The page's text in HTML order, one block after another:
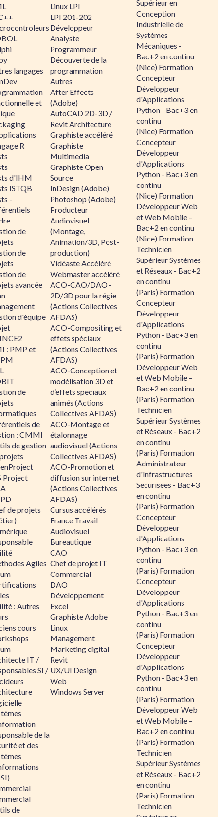
langages
et
R
d'IHM
ISTQB
-
de
de
de
avancée
d'équipe
: PMP et
de
de
: CMMI
de gestion
Project
de projets
Agiles
: Autres
cours
IT /
SI /
de la
et des
de
Linux LPI
LPI 201-202
Développeur
Analyste
Programmeur
Découverte de la
programmation
Autres
After Effects
(Adobe)
AutoCAD 2D-3D /
Revit Architecture
Graphiste accéléré
Graphiste
Multimedia
Graphiste Open
Source
InDesign (Adobe)
Photoshop (Adobe)
Producteur
Audiovisuel
(Montage,
Animation/3D, Post-
production)
Vidéaste Accéléré
Webmaster accéléré
ACO-CAO/DAO -
2D/3D pour la régie
(Actions Collectives
AFDAS)
ACO-Compositing et
effets spéciaux
(Actions Collectives
AFDAS)
ACO-Conception et
modélisation 3D et
d’effets spéciaux
animés (Actions
Collectives AFDAS)
ACO-Montage et
étalonnage
audiovisuel (Actions
Collectives AFDAS)
ACO-Promotion et
diffusion sur internet
(Actions Collectives
AFDAS)
Cursus accélérés
France Travail
Audiovisuel
Bureautique
CAO
Chef de projet IT
Commercial
DAO
Développement
Excel
Graphiste Adobe
Linux
Management
Marketing digital
Revit
UX/UI Design
Web
Windows Server
Supérieur en
Conception
Industrielle de
Systèmes
Mécaniques -
Bac+2 en continu
(Nice) Formation
Concepteur
Développeur
d'Applications
Python - Bac+3 en
continu
(Nice) Formation
Concepteur
Développeur
d'Applications
Python - Bac+3 en
continu
(Nice) Formation
Développeur Web
et Web Mobile –
Bac+2 en continu
(Nice) Formation
Technicien
Supérieur Systèmes
et Réseaux - Bac+2
en continu
(Paris) Formation
Concepteur
Développeur
d'Applications
Python - Bac+3 en
continu
(Paris) Formation
Développeur Web
et Web Mobile –
Bac+2 en continu
(Paris) Formation
Technicien
Supérieur Systèmes
et Réseaux - Bac+2
en continu
(Paris) Formation
Administrateur
d'Infrastructures
Sécurisées - Bac+3
en continu
(Paris) Formation
Concepteur
Développeur
d'Applications
Python - Bac+3 en
continu
(Paris) Formation
Concepteur
Développeur
d'Applications
Python - Bac+3 en
continu
(Paris) Formation
Concepteur
Développeur
d'Applications
Python - Bac+3 en
continu
(Paris) Formation
Développeur Web
et Web Mobile –
Bac+2 en continu
(Paris) Formation
Technicien
Supérieur Systèmes
et Réseaux - Bac+2
en continu
(Paris) Formation
Technicien